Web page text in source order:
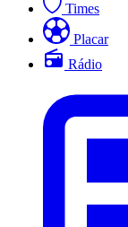
Times
Placar
Rádio